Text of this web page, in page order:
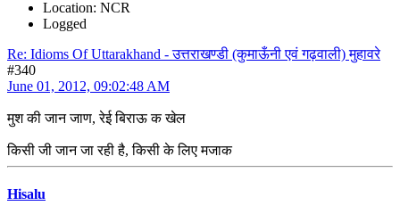
Location: NCR
Logged
Re: Idioms Of Uttarakhand - उत्तराखण्डी (कुमाऊँनी एवं गढ़वाली) मुहावरे
#340
June 01, 2012, 09:02:48 AM
मुश की जान जाण, रेई बिराऊ क खेल
किसी जी जान जा रही है, किसी के लिए मजाक
Hisalu